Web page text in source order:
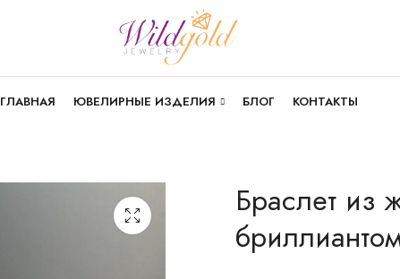
ГЛАВНАЯ ЮВЕЛИРНЫЕ ИЗДЕЛИЯ БЛОГ КОНТАКТЫ
Браслет из